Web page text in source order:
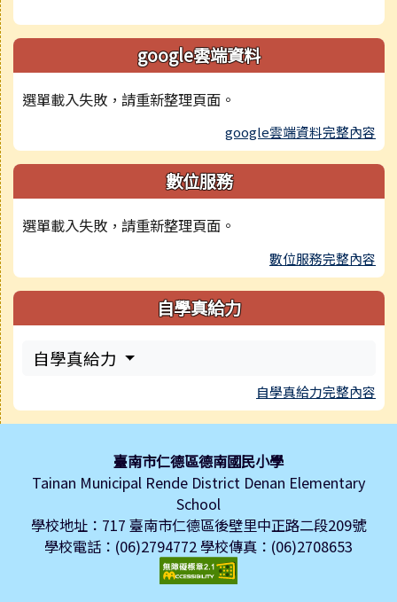
google雲端資料
選單載入失敗，請重新整理頁面。
google雲端資料完整內容
數位服務
選單載入失敗，請重新整理頁面。
數位服務完整內容
自學真給力
自學真給力
自學真給力完整內容
頁尾區域內容臺南市仁德區德南國民小學
Tainan Municipal Rende District Denan Elementary
School
學校地址：717 臺南市仁德區後壁里中正路二段209號
學校電話：(06)2794772 學校傳真：(06)2708653